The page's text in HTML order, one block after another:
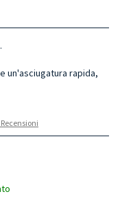
un'asciugatura rapida,
Recensioni